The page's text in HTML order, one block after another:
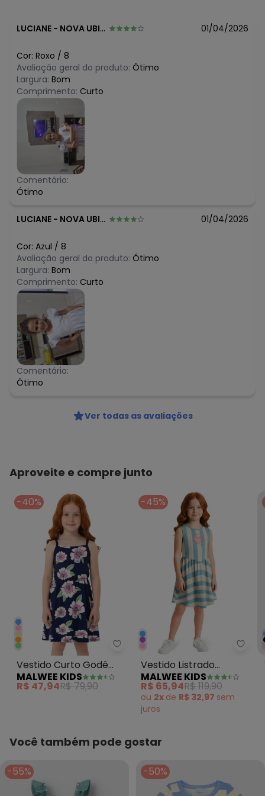
LUCIANE - NOVA UBIRATA - MT 01/04/2026
Cor: Roxo / 8
Avaliação geral do produto: Ótimo
Largura: Bom
Comprimento: Curto
Comentário:
Ótimo
LUCIANE - NOVA UBIRATA - MT 01/04/2026
Cor: Azul / 8
Avaliação geral do produto: Ótimo
Largura: Bom
Comprimento: Curto
Comentário:
Ótimo
Ver todas as avaliações
Aproveite e compre junto
-40%
Malwee Kids - Vestido Curto
Vestido Curto Godê
Floral Azul Marinho
MALWEE KIDS
R$ 47,94R$ 79,90
-45%
Vestido Listrado
Rodado Azul Celeste
MALWEE KIDS
R$ 65,94R$ 119,90
ou 2x de R$ 32,97 sem
juros
Você também pode gostar
-55% -50%